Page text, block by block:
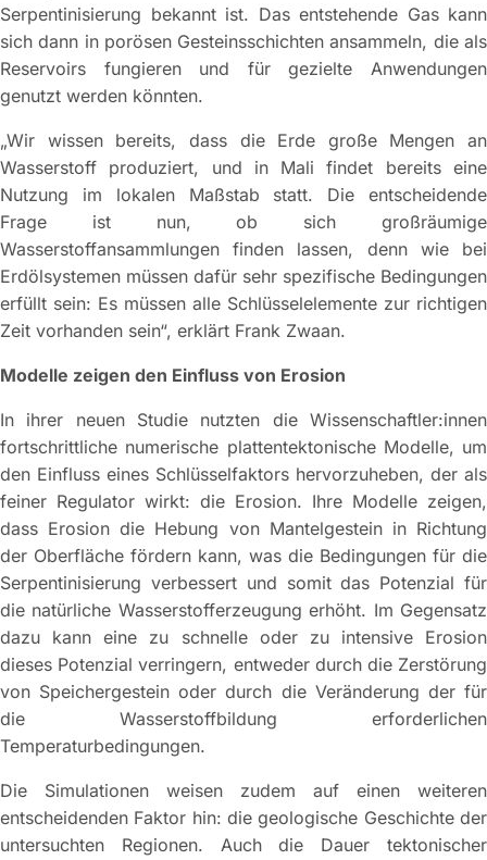
Serpentinisierung bekannt ist. Das entstehende Gas kann
sich dann in porösen Gesteinsschichten ansammeln, die als
Reservoirs fungieren und für gezielte Anwendungen
genutzt werden könnten.
„Wir wissen bereits, dass die Erde große Mengen an
Wasserstoff produziert, und in Mali findet bereits eine
Nutzung im lokalen Maßstab statt. Die entscheidende
Frage ist nun, ob sich großräumige
Wasserstoffansammlungen finden lassen, denn wie bei
Erdölsystemen müssen dafür sehr spezifische Bedingungen
erfüllt sein: Es müssen alle Schlüsselelemente zur richtigen
Zeit vorhanden sein“, erklärt Frank Zwaan.
Modelle zeigen den Einfluss von Erosion
In ihrer neuen Studie nutzten die Wissenschaftler:innen
fortschrittliche numerische plattentektonische Modelle, um
den Einfluss eines Schlüsselfaktors hervorzuheben, der als
feiner Regulator wirkt: die Erosion. Ihre Modelle zeigen,
dass Erosion die Hebung von Mantelgestein in Richtung
der Oberfläche fördern kann, was die Bedingungen für die
Serpentinisierung verbessert und somit das Potenzial für
die natürliche Wasserstofferzeugung erhöht. Im Gegensatz
dazu kann eine zu schnelle oder zu intensive Erosion
dieses Potenzial verringern, entweder durch die Zerstörung
von Speichergestein oder durch die Veränderung der für
die Wasserstoffbildung erforderlichen
Temperaturbedingungen.
Die Simulationen weisen zudem auf einen weiteren
entscheidenden Faktor hin: die geologische Geschichte der
untersuchten Regionen. Auch die Dauer tektonischer